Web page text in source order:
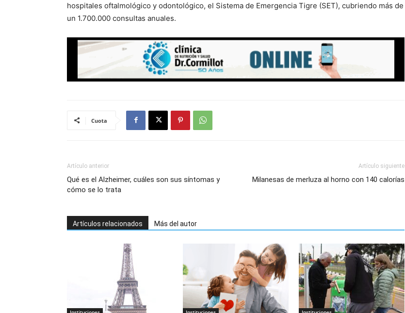
hospitales oftalmológico y odontológico, el Sistema de Emergencia Tigre (SET), cubriendo más de
un 1.700.000 consultas anuales.
Cuota
Artículo anterior
Qué es el Alzheimer, cuáles son sus síntomas y
cómo se lo trata
Artículo siguiente
Milanesas de merluza al horno con 140 calorías
Artículos relacionados Más del autor